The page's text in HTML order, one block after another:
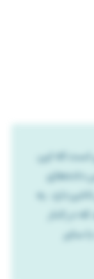
است که این
داده‌های
دارد. به
در کنار
سایر